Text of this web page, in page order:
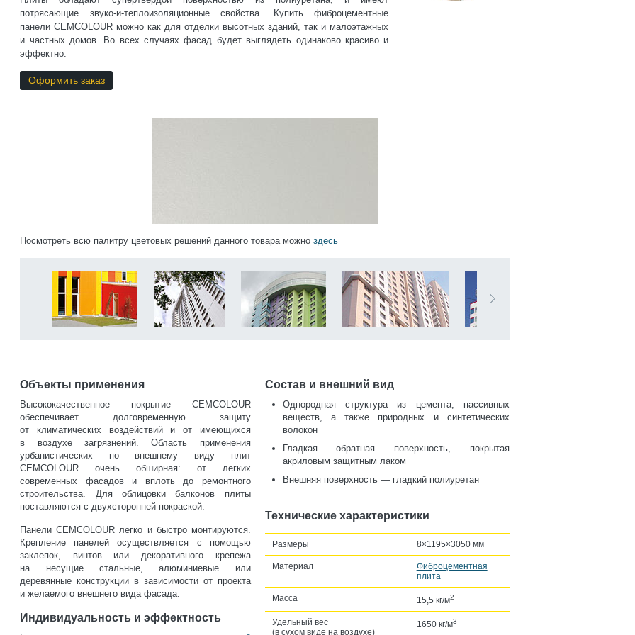
потрясающие звуко-и-теплоизоляционные свойства. Купить фиброцементные
панели CEMCOLOUR можно как для отделки высотных зданий, так и малоэтажных
и частных домов. Во всех случаях фасад будет выглядеть одинаково красиво и
эффектно.
Оформить заказ
Посмотреть всю палитру цветовых решений данного товара можноздесь
Объекты применения
Высококачественное покрытие CEMCOLOUR
обеспечивает долговременную защиту
от климатических воздействий и от имеющихся
в воздухе загрязнений. Область применения
урбанистических по внешнему виду плит
CEMCOLOUR очень обширная: от легких
современных фасадов и вплоть до ремонтного
строительства. Для облицовки балконов плиты
поставляются с двухсторонней покраской.
Панели CEMCOLOUR легко и быстро монтируются.
Крепление панелей осуществляется с помощью
заклепок, винтов или декоративного крепежа
на несущие стальные, алюминиевые или
деревянные конструкции в зависимости от проекта
и желаемого внешнего вида фасада.
Индивидуальность и эффектность
Состав и внешний вид
Однородная структура из цемента, пассивных
веществ, а также природных и синтетических
волокон
Гладкая обратная поверхность, покрытая
акриловым защитным лаком
Внешняя поверхность — гладкий полиуретан
Технические характеристики
Размеры 8×1195×3050 мм
Материал
Фиброцементная
плита
Масса 15,5 кг/м2
Удельный вес
(в сухом виде на воздухе)
1650 кг/м3